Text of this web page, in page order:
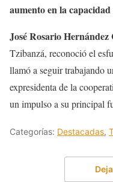
aumento en la
José Rosario
Tzibanzá, reconoció el
llamó a seguir trabajando
expresidenta de la
un impulso a su principal
Categorías: Destacadas,